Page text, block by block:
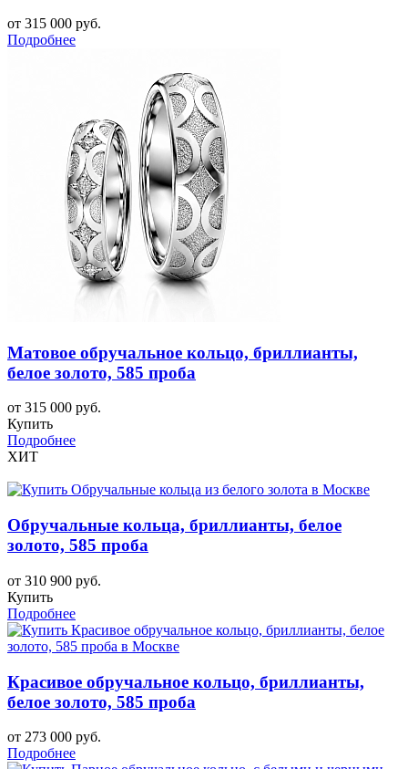
от 315 000 руб.
Подробнее
Матовое обручальное кольцо, бриллианты,
белое золото, 585 проба
от 315 000 руб.
Купить
Подробнее
ХИТ
Обручальные кольца, бриллианты, белое
золото, 585 проба
от 310 900 руб.
Купить
Подробнее
Красивое обручальное кольцо, бриллианты,
белое золото, 585 проба
от 273 000 руб.
Подробнее